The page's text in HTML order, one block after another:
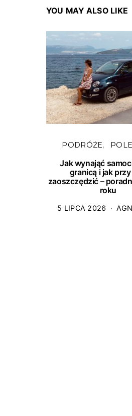
YOU MAY ALSO LIKE
PODRÓŻE
Jak wynająć
granicą i jak
zaoszczędzić –
roku
5 LIPCA 2026